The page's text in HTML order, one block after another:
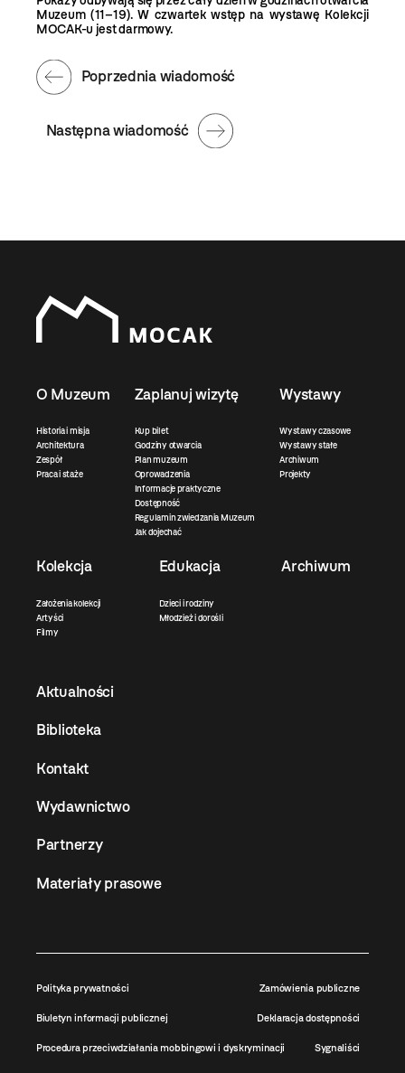
Muzeum (11–19). W czwartek wstęp na wystawę Kolekcji
MOCAK-u jest darmowy.
Następna wiadomość
Poprzednia wiadomość
O Muzeum
Historia i misja
Architektura
Zespół
Praca i staże
Zaplanuj wizytę
Kup bilet
Godziny otwarcia
Plan muzeum
Oprowadzenia
Informacje praktyczne
Dostępność
Regulamin zwiedzania Muzeum
Jak dojechać
Wystawy
Wystawy czasowe
Wystawy stałe
Archiwum
Projekty
Kolekcja
Założenia kolekcji
Artyści
Filmy
Edukacja
Dzieci i rodziny
Młodzież i dorośli
Archiwum
Aktualności
Biblioteka
Kontakt
Wydawnictwo
Partnerzy
Materiały prasowe
Polityka prywatności Zamówienia publiczne
Biuletyn informacji publicznej Deklaracja dostępności
Procedura przeciwdziałania mobbingowi i dyskryminacji Sygnaliści